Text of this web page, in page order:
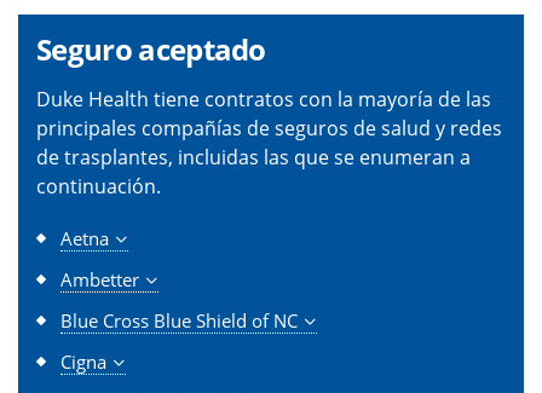
Seguro aceptado
Duke Health tiene contratos con la mayoría de las
principales compañías de seguros de salud y redes
de trasplantes, incluidas las que se enumeran a
continuación.
Aetna
Ambetter
Blue Cross Blue Shield of NC
Cigna